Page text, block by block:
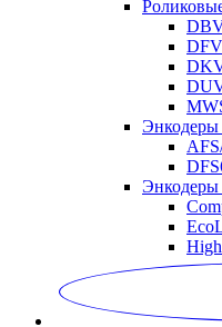
Энкодеры
Энкодеры